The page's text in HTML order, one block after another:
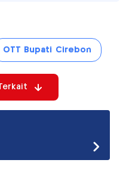
OTT Bupati Cirebon